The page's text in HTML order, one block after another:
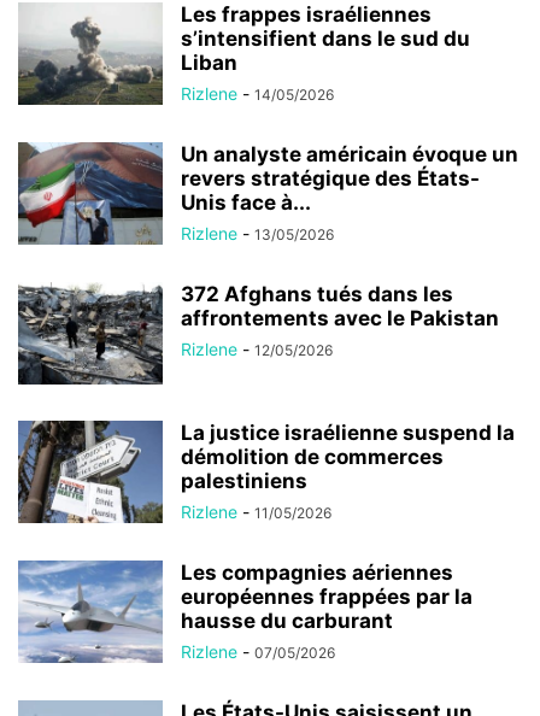
Les frappes israéliennes
s’intensifient dans le sud du
Liban
Rizlene - 14/05/2026
Un analyste américain évoque un
revers stratégique des États-
Unis face à...
Rizlene - 13/05/2026
372 Afghans tués dans les
affrontements avec le Pakistan
Rizlene - 12/05/2026
La justice israélienne suspend la
démolition de commerces
palestiniens
Rizlene - 11/05/2026
Les compagnies aériennes
européennes frappées par la
hausse du carburant
Rizlene - 07/05/2026